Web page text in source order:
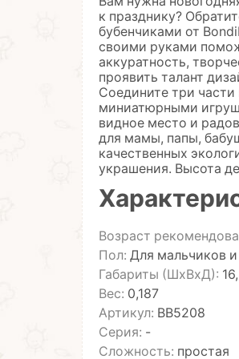
к празднику?
бубенчиками от
своими руками
аккуратность,
проявить талант
Соедините три части
миниатюрными
видное место и
для мамы, папы,
качественных
украшения. Высота
Возраст
Пол: Для мальчиков
Габариты (ШхВхД):
Вес: 0,187
Артикул: ВВ5208
Серия: -
Сложность: простая